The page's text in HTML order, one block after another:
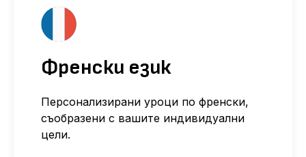
Френски език
Персонализирани уроци по френски,
съобразени с вашите индивидуални
цели.